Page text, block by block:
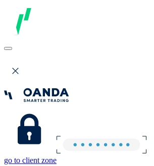
go to client zone